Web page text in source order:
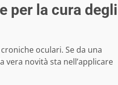
per la cura degli
oculari. Se da una
novità sta nell’applicare